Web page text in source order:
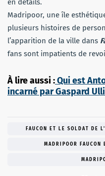
en détails.
Madripoor, une île
plusieurs histoires de
l’apparition de la ville dans
fans sont impatients de
À lire aussi :Qui est
incarné par Gaspard
FAUCON ET LE SOLDAT DE
MADRIPOOR